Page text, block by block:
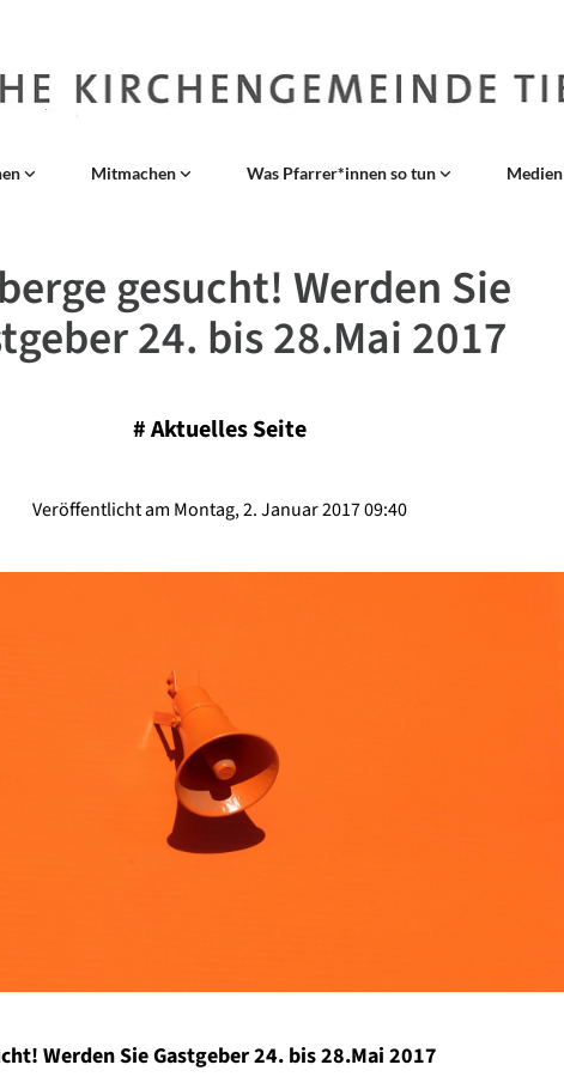
Mitmachen Was Pfarrer*innen so tun Medien
gesucht! Werden Sie
24. bis 28.Mai 2017
#Aktuelles Seite
Veröffentlicht am Montag, 2. Januar 2017 09:40
Werden Sie Gastgeber 24. bis 28.Mai 2017